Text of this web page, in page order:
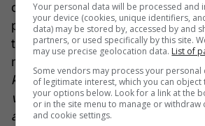
deklaruar nga Presidenti
përveçse ngjalli kudo zemëratën
tregoi se edhe në nivelet më të
ndodhin luhatje të tilla të
kundër e Qeverisë Rama ndaj
vetëm mosmirënjohje për gjithë
amerikane ndaj Shqipërisë
Your personal data will be processed and
your device (cookies, unique identifiers,
data) may be stored by, accessed by and
partners, or used specifically by this site.
may use precise geolocation data. List of
Some vendors may process your personal
of legitimate interest, which you can object
your options below. Look for a link at the
or in the site menu to manage or withdraw
and cookie settings.